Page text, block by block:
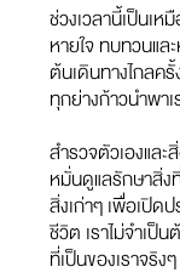
ช่วงเวลานี้เป็นเห
หายใจ ทบทวนแล
ต้นเดินทางไกลครั้
ทุกย่างก้าวนำพา
สำรวจตัวเองแล
หมั่นดูแลรักษาสิ่ง
สิ่งเก่าๆ เพื่อเปิด
ชีวิต เราไม่จำเป็
ที่เป็นของเราจริง